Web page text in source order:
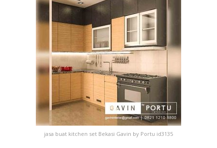
jasa buat kitchen set Bekasi Gavin by Portu id3135